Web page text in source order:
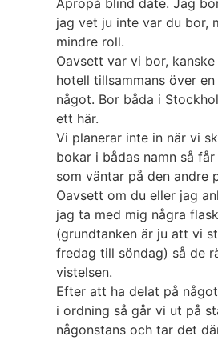
Apropå blind date. Jag
jag vet ju inte var du bor,
mindre roll.
Oavsett var vi bor,
hotell tillsammans över
något. Bor båda i
ett här.
Vi planerar inte in när vi
bokar i bådas namn så
som väntar på den andre
Oavsett om du eller jag
jag ta med mig några
(grundtanken är ju att vi
fredag till söndag) så de
vistelsen.
Efter att ha delat på
i ordning så går vi ut på
någonstans och tar det